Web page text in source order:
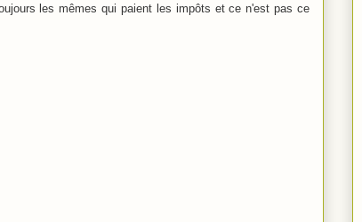
les mêmes qui paient les impôts et ce n'est pas ce